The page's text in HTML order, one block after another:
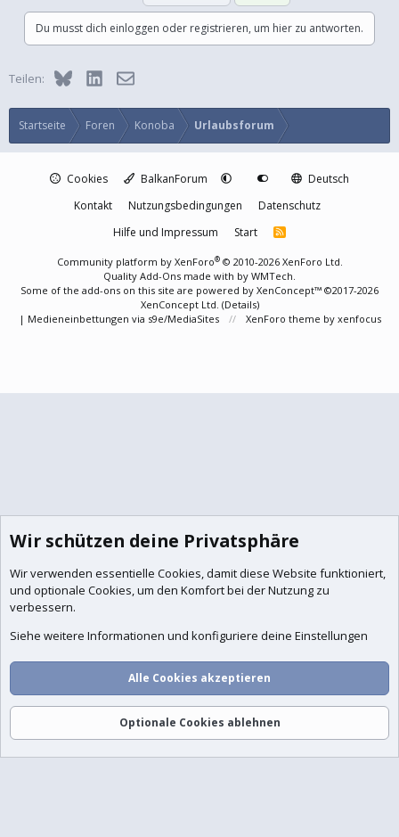
Du musst dich einloggen oder registrieren, um hier zu antworten.
Teilen: BlueskyLinkedInE-Mail
Startseite Foren Konoba Urlaubsforum
Cookies BalkanForum
Deutsch
Kontakt
Nutzungsbedingungen
Datenschutz
Hilfe und Impressum
Start
R
Community platform by XenForo® © 2010-2026 XenForo Ltd.
Quality Add-Ons made with by WMTech
Some of the add-ons on this site are powered by XenConcept™ ©2017-2026
XenConcept Ltd. (Details)
| Medieneinbettungen via s9e/MediaSites XenForo theme by xenfocus
Aktuelles Anmelden Registrieren
Wir schützen deine Privatsphäre
Wir verwenden essentielle Cookies, damit diese Website funktioniert,
und optionale Cookies, um den Komfort bei der Nutzung zu
verbessern.
Siehe weitere Informationen und konfiguriere deine Einstellungen
Alle Cookies akzeptieren
Optionale Cookies ablehnen